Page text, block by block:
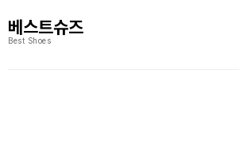
베스트슈즈
Best Shoes